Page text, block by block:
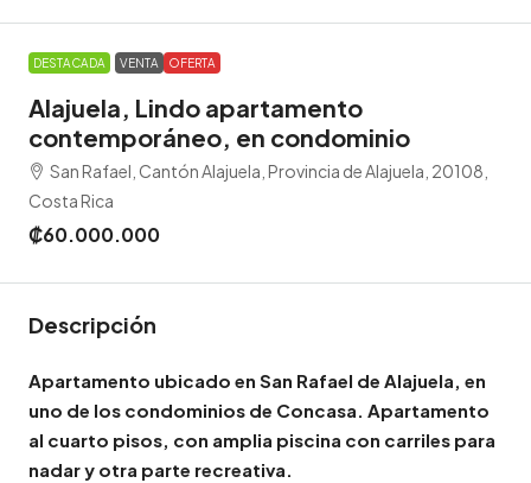
DESTACADA VENTA OFERTA
Alajuela, Lindo apartamento
contemporáneo, en condominio
San Rafael, Cantón Alajuela, Provincia de Alajuela, 20108,
Costa Rica
₡60.000.000
Descripción
Apartamento ubicado en San Rafael de Alajuela, en
uno de los condominios de Concasa. Apartamento
al cuarto pisos, con amplia piscina con carriles para
nadar y otra parte recreativa.